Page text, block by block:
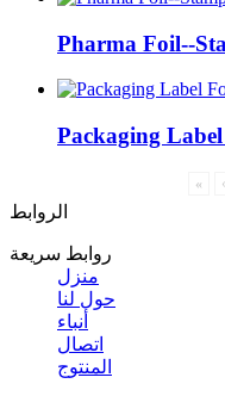
Pharma Foil--
Packaging
« ‹
الروابط
روابط سريعة
منزل
حول لنا
أنباء
اتصال
المنتوج